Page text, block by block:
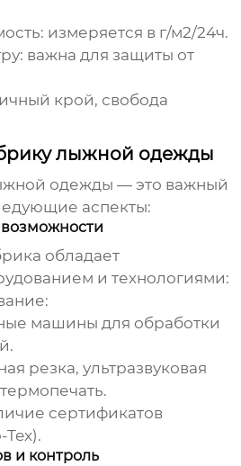
измеряется в г/м2/24ч.
важна для защиты от
крой, свобода
лыжной одежды
одежды — это важный
аспекты:
обладает
и технологиями:
машины для обработки
резка, ультразвуковая
сертификатов
Tex).
и контроль